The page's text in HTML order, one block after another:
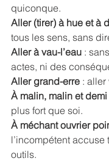
quiconque.
Aller (tirer) à hue et à
tous les sens, sans
Aller à vau-l’eau :
actes, ni des
Aller grand-erre : aller
À malin, malin et demi
plus fort que soi.
À méchant ouvrier
l’incompétent accuse
outils.